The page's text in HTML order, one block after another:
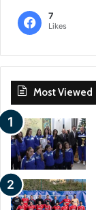
7
Likes
Most Viewed